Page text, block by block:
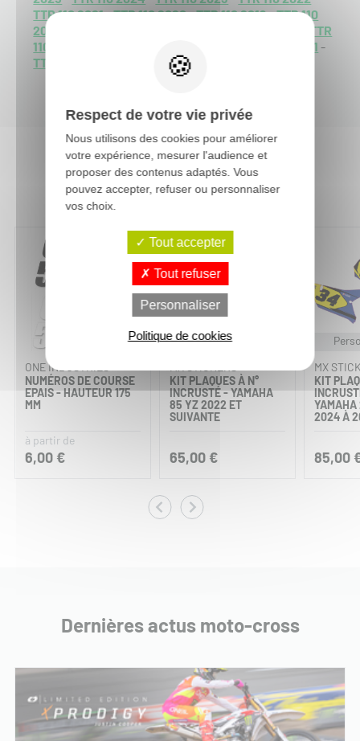
TTR 110 2021-TTR 110 2020-TTR 110 2019-TTR 110
2018
TTR
110 2014
TTR 110 2011 -
TTR 110 2010
TTR 110 2009-
Vous aimerez aussi :
ONE INDUSTRIES
NUMÉROS DE COURSE
EPAIS - HAUTEUR 175
MM
à partir de
6,00 €
Personnalisable
KIT PLAQUES À N°
INCRUSTÉ - YAMAHA
85 YZ 2022 ET
SUIVANTE
65,00 €
MX
KIT
2024 À
85,00
Dernières actus moto-cross
Respect de votre vie privée
Nous utilisons des cookies pour améliorer
votre expérience, mesurer l'audience et
proposer des contenus adaptés. Vous
pouvez accepter, refuser ou personnaliser
vos choix.
Tout accepter
Tout refuser
Personnaliser
Politique de cookies